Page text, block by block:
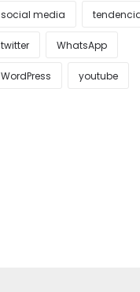
social media
twitter WhatsApp
WordPress youtube